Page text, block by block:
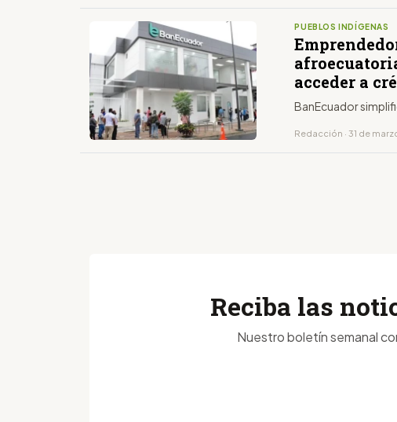
PUEBLOS INDÍGENAS
acceder a
BanEcuador
Redacción · 31 de
Reciba las
Nuestro boletín semanal